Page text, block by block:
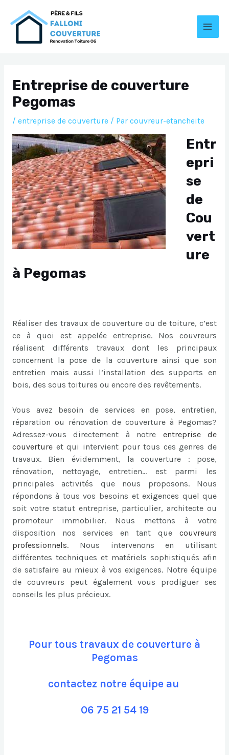
Entreprise de couverture
Pegomas
/ entreprise de couverture/ Par couvreur-etancheite
Entr
epri
se
de
Cou
vert
ure
à Pegomas
Réaliser des travaux de couverture ou de toiture, c’est
ce à quoi est appelée entreprise. Nos couvreurs
réalisent différents travaux dont les principaux
concernent la pose de la couverture ainsi que son
entretien mais aussi l’installation des supports en
bois, des sous toitures ou encore des revêtements.
Vous avez besoin de services en pose, entretien,
réparation ou rénovation de couverture à Pegomas?
Adressez-vous directement à notre entreprise de
couverture et qui intervient pour tous ces genres de
travaux. Bien évidemment, la couverture : pose,
rénovation, nettoyage, entretien… est parmi les
principales activités que nous proposons. Nous
répondons à tous vos besoins et exigences quel que
soit votre statut entreprise, particulier, architecte ou
promoteur immobilier. Nous mettons à votre
disposition nos services en tant que couvreurs
professionnels. Nous intervenons en utilisant
différentes techniques et matériels sophistiqués afin
de satisfaire au mieux à vos exigences. Notre équipe
de couvreurs peut également vous prodiguer ses
conseils les plus précieux.
Pour tous travaux de couverture à
Pegomas
contactez notre équipe au
06 75 21 54 19